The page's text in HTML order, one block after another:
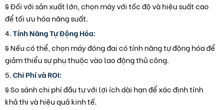
§ Đối với sản xuất lớn, chọn máy với tốc độ và hiệu suất cao
để tối ưu hóa năng suất.
4.Tính Năng Tự Động Hóa:
§ Nếu có thể, chọn máy đóng đai có tính năng tự động hóa để
giảm thiểu sự phụ thuộc vào lao động thủ công.
5.Chi Phí và ROI:
§ So sánh chi phí đầu tư với lợi ích dài hạn để xác định tính
khả thi và hiệu quả kinh tế.